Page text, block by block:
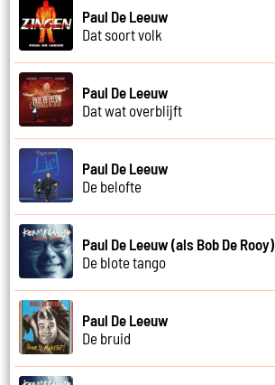
Paul De Leeuw
Dat soort volk
Paul De Leeuw
Dat wat overblijft
Paul De Leeuw
De belofte
Paul De Leeuw (als Bob De Rooy)
De blote tango
Paul De Leeuw
De bruid